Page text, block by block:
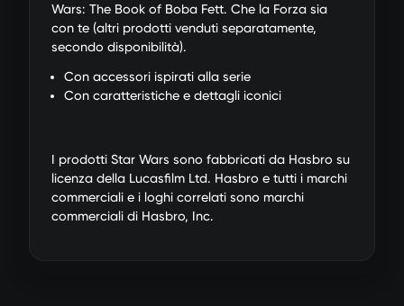
Wars: The Book of Boba Fett. Che la Forza sia
con te (altri prodotti venduti separatamente,
secondo disponibilità).
Con accessori ispirati alla serie
Con caratteristiche e dettagli iconici
I prodotti Star Wars sono fabbricati da Hasbro su
licenza della Lucasfilm Ltd. Hasbro e tutti i marchi
commerciali e i loghi correlati sono marchi
commerciali di Hasbro, Inc.